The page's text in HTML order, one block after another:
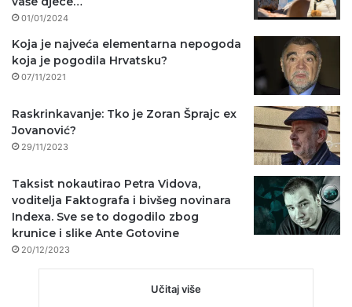
01/01/2024
Koja je najveća elementarna nepogoda
koja je pogodila Hrvatsku?
07/11/2021
Raskrinkavanje: Tko je Zoran Šprajc ex
Jovanović?
29/11/2023
Taksist nokautirao Petra Vidova,
voditelja Faktografa i bivšeg novinara
Indexa. Sve se to dogodilo zbog
krunice i slike Ante Gotovine
20/12/2023
Učitaj više